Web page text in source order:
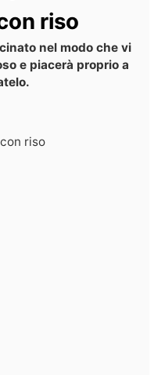
riso
nel modo che vi
e piacerà proprio a
riso